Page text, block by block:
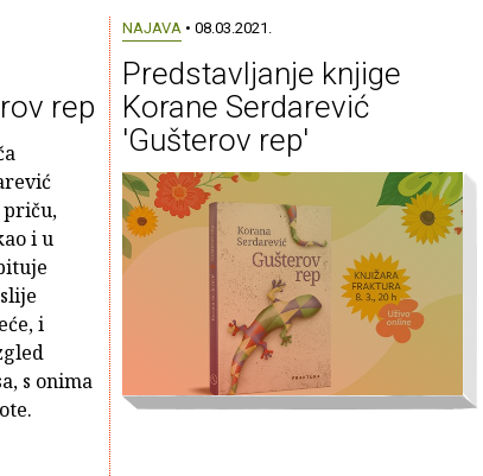
rep
i u
i
s onima
NAJAVA• 08.03.2021.
Predstavljanje knjige
Korane Serdarević
'Gušterov rep'